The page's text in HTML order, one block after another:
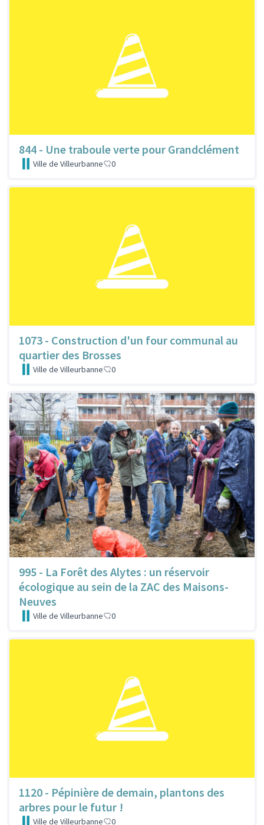
844 - Une traboule verte pour Grandclément
Ville de Villeurbanne 0
1073 - Construction d'un four communal au
quartier des Brosses
Ville de Villeurbanne 0
995 - La Forêt des Alytes : un réservoir
écologique au sein de la ZAC des Maisons-
Neuves
Ville de Villeurbanne 0
1120 - Pépinière de demain, plantons des
arbres pour le futur !
Ville de Villeurbanne 0